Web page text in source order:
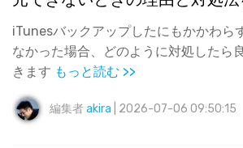
iTunesバックアップしたにもかかわら
なかった場合、どのように対処したら
きます もっと読む >>
編集者akira | 2026-07-06 09:50:15